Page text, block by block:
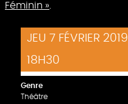
Féminin ».
JEU 7 FÉVRIER 2019
18H30
Genre
Théâtre